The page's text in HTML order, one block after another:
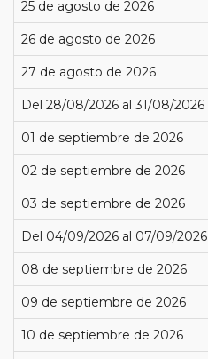
25 de agosto de 2026
26 de agosto de 2026
27 de agosto de 2026
Del 28/08/2026 al 31/08/2026
01 de septiembre de 2026
02 de septiembre de 2026
03 de septiembre de 2026
Del 04/09/2026 al 07/09/2026
08 de septiembre de 2026
09 de septiembre de 2026
10 de septiembre de 2026